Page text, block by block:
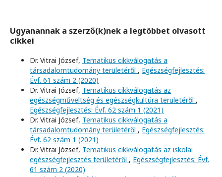
Ugyanannak a szerző(k)nek a legtöbbet olvasott
cikkei
Dr. Vitrai József, Tematikus cikkválogatás a
társadalomtudomány területéről , Egészségfejlesztés:
Évf. 61 szám 2 (2020)
Dr. Vitrai József, Tematikus cikkválogatás az
egészségműveltség és egészségkultúra területéről ,
Egészségfejlesztés: Évf. 62 szám 1 (2021)
Dr. Vitrai József, Tematikus cikkválogatás a
társadalomtudomány területéről , Egészségfejlesztés:
Évf. 62 szám 1 (2021)
Dr. Vitrai József, Tematikus cikkválogatás az iskolai
egészségfejlesztés területéről , Egészségfejlesztés: Évf.
61 szám 2 (2020)